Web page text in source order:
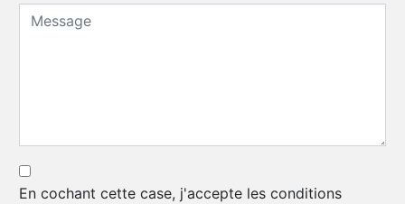
En cochant cette case, j'accepte les conditions